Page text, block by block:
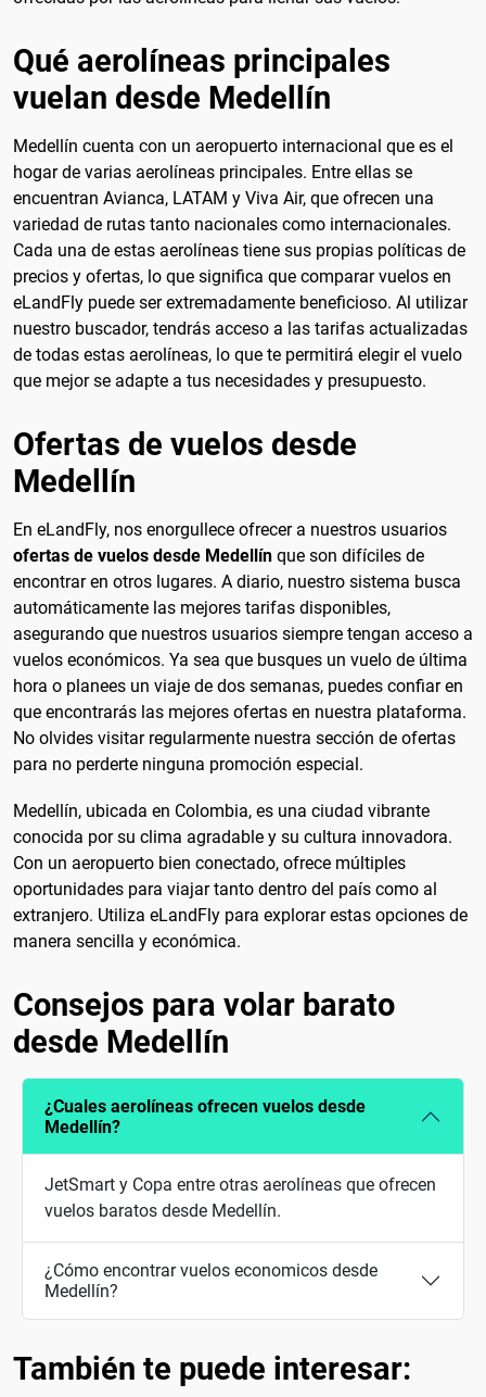
Qué aerolíneas principales
vuelan desde Medellín
Medellín cuenta con un aeropuerto internacional que es el
hogar de varias aerolíneas principales. Entre ellas se
encuentran Avianca, LATAM y Viva Air, que ofrecen una
variedad de rutas tanto nacionales como internacionales.
Cada una de estas aerolíneas tiene sus propias políticas de
precios y ofertas, lo que significa que comparar vuelos en
eLandFly puede ser extremadamente beneficioso. Al utilizar
nuestro buscador, tendrás acceso a las tarifas actualizadas
de todas estas aerolíneas, lo que te permitirá elegir el vuelo
que mejor se adapte a tus necesidades y presupuesto.
Ofertas de vuelos desde
Medellín
En eLandFly, nos enorgullece ofrecer a nuestros usuarios
ofertas de vuelos desde Medellín que son difíciles de
encontrar en otros lugares. A diario, nuestro sistema busca
automáticamente las mejores tarifas disponibles,
asegurando que nuestros usuarios siempre tengan acceso a
vuelos económicos. Ya sea que busques un vuelo de última
hora o planees un viaje de dos semanas, puedes confiar en
que encontrarás las mejores ofertas en nuestra plataforma.
No olvides visitar regularmente nuestra sección de ofertas
para no perderte ninguna promoción especial.
Medellín, ubicada en Colombia, es una ciudad vibrante
conocida por su clima agradable y su cultura innovadora.
Con un aeropuerto bien conectado, ofrece múltiples
oportunidades para viajar tanto dentro del país como al
extranjero. Utiliza eLandFly para explorar estas opciones de
manera sencilla y económica.
Consejos para volar barato
desde Medellín
¿Cuales aerolíneas ofrecen vuelos desde
Medellín?
JetSmart y Copa entre otras aerolíneas que ofrecen
vuelos baratos desde Medellín.
¿Cómo encontrar vuelos economicos desde
Medellín?
También te puede interesar: